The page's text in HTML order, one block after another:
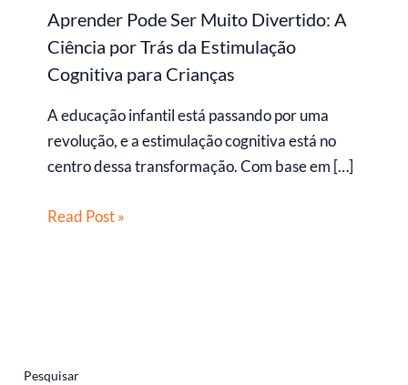
Aprender Pode Ser Muito Divertido: A
Ciência por Trás da Estimulação
Cognitiva para Crianças
A educação infantil está passando por uma
revolução, e a estimulação cognitiva está no
centro dessa transformação. Com base em […]
Read Post »
Pesquisar